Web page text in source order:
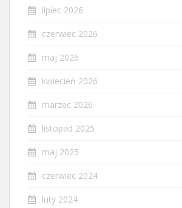
lipiec 2026
czerwiec 2026
maj 2026
kwiecień 2026
marzec 2026
listopad 2025
maj 2025
czerwiec 2024
luty 2024